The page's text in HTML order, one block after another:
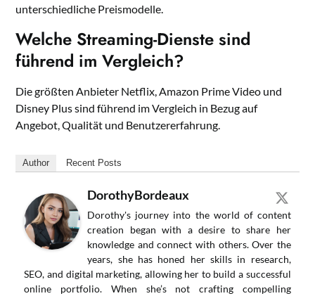
unterschiedliche Preismodelle.
Welche Streaming-Dienste sind
führend im Vergleich?
Die größten Anbieter Netflix, Amazon Prime Video und
Disney Plus sind führend im Vergleich in Bezug auf
Angebot, Qualität und Benutzererfahrung.
Author Recent Posts
DorothyBordeaux
Dorothy's journey into the world of content
creation began with a desire to share her
knowledge and connect with others. Over the
years, she has honed her skills in research,
SEO, and digital marketing, allowing her to build a successful
online portfolio. When she’s not crafting compelling